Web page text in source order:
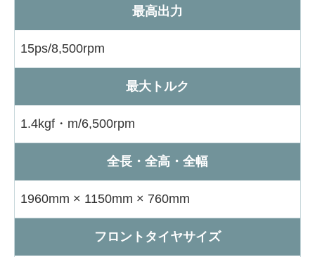
最高出力
15ps/8,500rpm
最大トルク
1.4kgf・m/6,500rpm
全長・全高・全幅
1960mm × 1150mm × 760mm
フロントタイヤサイズ